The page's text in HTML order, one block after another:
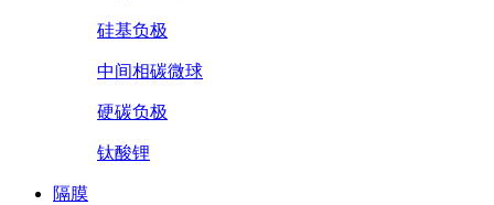
硅基负极
中间相碳微球
硬碳负极
钛酸锂
隔膜